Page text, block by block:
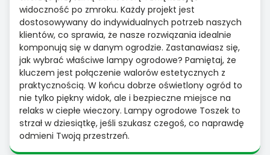
widoczność po zmroku. Każdy projekt jest
dostosowywany do indywidualnych potrzeb naszych
klientów, co sprawia, że nasze rozwiązania idealnie
komponują się w danym ogrodzie. Zastanawiasz się,
jak wybrać właściwe lampy ogrodowe? Pamiętaj, że
kluczem jest połączenie walorów estetycznych z
praktycznością. W końcu dobrze oświetlony ogród to
nie tylko piękny widok, ale i bezpieczne miejsce na
relaks w ciepłe wieczory. Lampy ogrodowe Toszek to
strzał w dziesiątkę, jeśli szukasz czegoś, co naprawdę
odmieni Twoją przestrzeń.